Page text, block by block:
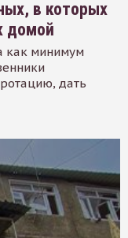
в которых
домой
как минимум
дать